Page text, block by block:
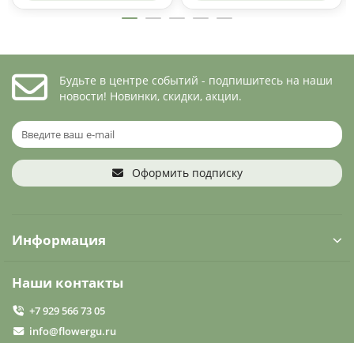
Будьте в центре событий - подпишитесь на наши
новости! Новинки, скидки, акции.
Оформить подписку
Информация
Наши контакты
+7 929 566 73 05
info@flowergu.ru